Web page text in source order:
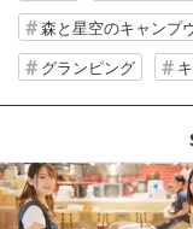
森と星空のキャンプ
グランピング